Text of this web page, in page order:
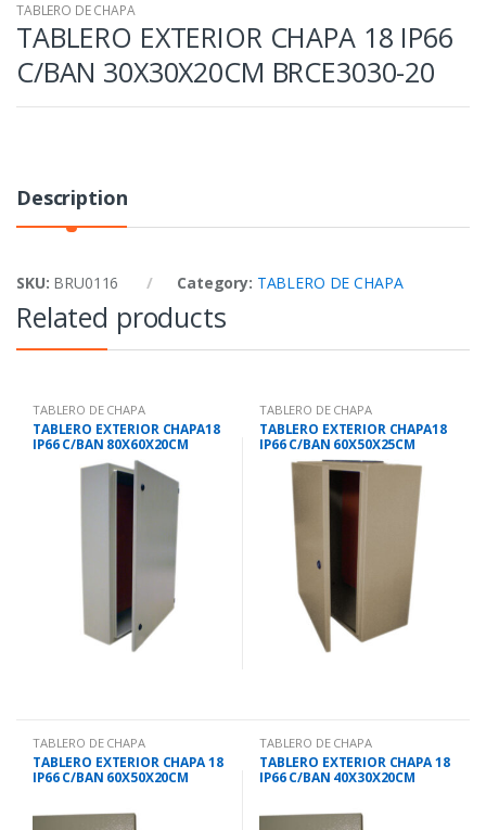
TABLERO DE CHAPA
TABLERO EXTERIOR CHAPA 18 IP66
C/BAN 30X30X20CM BRCE3030-20
Description
SKU: BRU0116 Category: TABLERO DE CHAPA
Related products
TABLERO DE CHAPA
TABLERO EXTERIOR CHAPA18
IP66 C/BAN 80X60X20CM
BRCE8060-20
TABLERO DE CHAPA
TABLERO EXTERIOR CHAPA18
IP66 C/BAN 60X50X25CM
BRCE6050-25
TABLERO DE CHAPA
TABLERO EXTERIOR CHAPA 18
IP66 C/BAN 60X50X20CM
TABLERO DE CHAPA
TABLERO EXTERIOR CHAPA 18
IP66 C/BAN 40X30X20CM